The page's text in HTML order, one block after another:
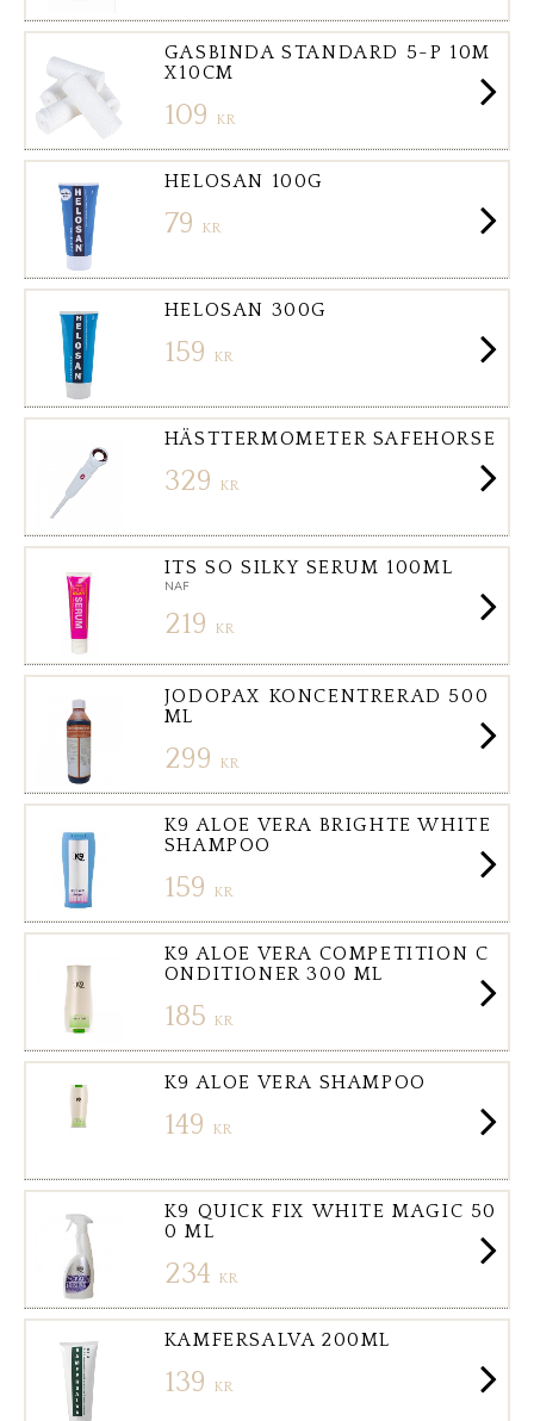
GASBINDA STANDARD 5-P 10M
X10CM
109 KR
HELOSAN 100G
79 KR
HELOSAN 300G
159 KR
HÄSTTERMOMETER SAFEHORSE
329 KR
ITS SO SILKY SERUM 100ML
NAF
219 KR
JODOPAX KONCENTRERAD 500
ML
299 KR
K9 ALOE VERA BRIGHTE WHITE
SHAMPOO
159 KR
K9 ALOE VERA COMPETITION C
ONDITIONER 300 ML
185 KR
K9 ALOE VERA SHAMPOO
149 KR
K9 QUICK FIX WHITE MAGIC 50
0 ML
234 KR
KAMFERSALVA 200ML
139 KR